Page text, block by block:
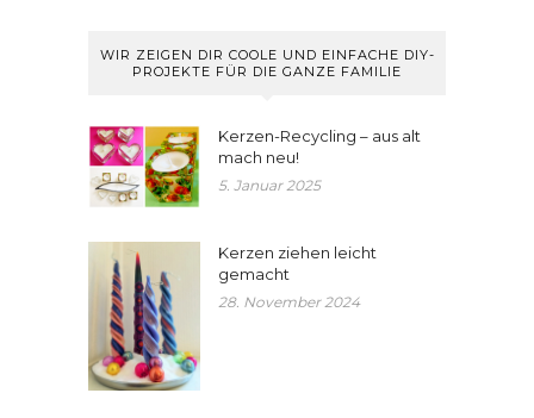
WIR ZEIGEN DIR COOLE UND EINFACHE DIY-
PROJEKTE FÜR DIE GANZE FAMILIE
Kerzen-Recycling – aus alt
mach neu!
5. Januar 2025
Kerzen ziehen leicht
gemacht
28. November 2024